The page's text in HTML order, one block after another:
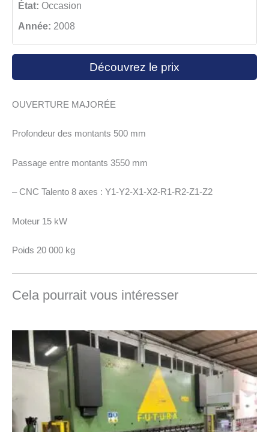
État: Occasion
Année: 2008
Découvrez le prix
OUVERTURE MAJORÉE
Profondeur des montants 500 mm
Passage entre montants 3550 mm
– CNC Talento 8 axes : Y1-Y2-X1-X2-R1-R2-Z1-Z2
Moteur 15 kW
Poids 20 000 kg
Cela pourrait vous intéresser